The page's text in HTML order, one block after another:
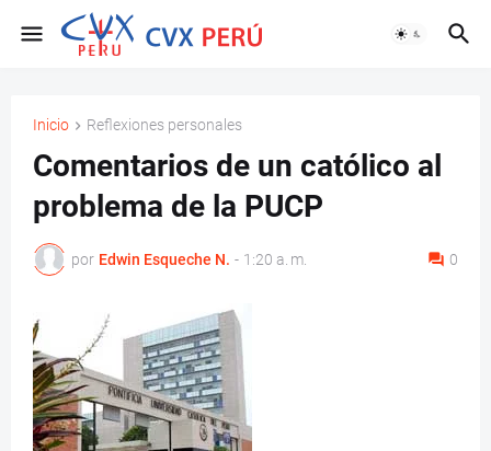
Inicio Reflexiones personales
Comentarios de un católico al
problema de la PUCP
por Edwin Esqueche N. - 1:20 a. m. 0